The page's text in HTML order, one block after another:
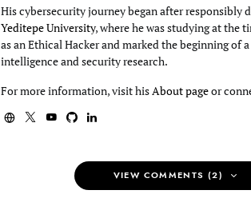
His cybersecurity journey began after responsibly
Yeditepe University, where he was studying at the
as an Ethical Hacker and marked the beginning of
intelligence and security research.
For more information, visit hisAbout pageor
VIEW COMMENTS (2)